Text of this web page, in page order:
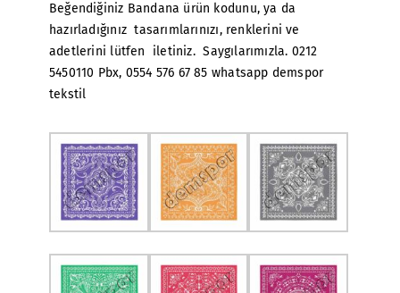
Beğendiğiniz Bandana ürün kodunu, ya da
hazırladığınız tasarımlarınızı, renklerini ve
adetlerini lütfen iletiniz. Saygılarımızla. 0212
5450110 Pbx, 0554 576 67 85 whatsapp demspor
tekstil